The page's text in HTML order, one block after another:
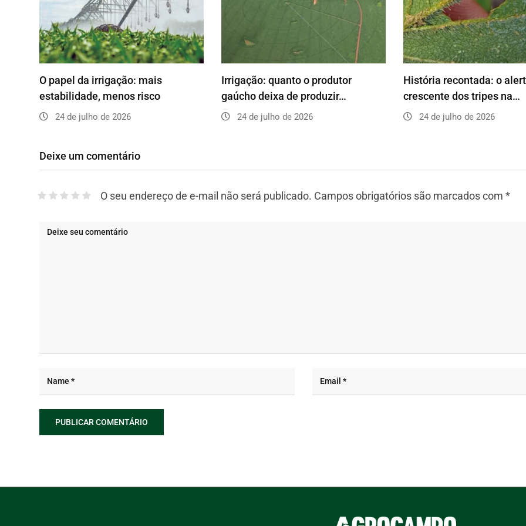
O papel da irrigação: mais
estabilidade, menos risco
24 de julho de 2026
Irrigação: quanto o produtor
gaúcho deixa de produzir…
24 de julho de 2026
História recontada: o
crescente dos tripes na…
24 de julho de 2026
Deixe um comentário
O seu endereço de e-mail não será publicado. Campos obrigatórios são marcados com *